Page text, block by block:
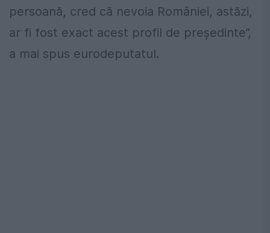
persoană, cred că nevoia României, astăzi,
ar fi fost exact acest profil de preşedinte”,
a mai spus eurodeputatul.